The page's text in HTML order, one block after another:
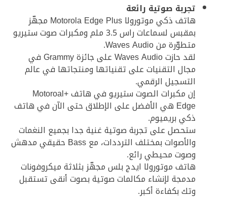
تجربة صوتية رائعة
هاتف ذكي موتورولا Motorola Edge Plus مجهّز
بمقبس لسماعات راس 3.5 ملم ومكبرات صوت ستيريو
متطوّرة من Waves Audio.
لقد حازت Waves Audio على جائزة Grammy في
مجال التقنيات على تقنياتها ومنتجاتها في عالم
التسجيل الرقمي.
إن مكبرات الصوت ستيريو في هاتف +Motoroal
Edge هي الأفضل على الإطلاق حتى الآن في هاتف
ذكي بريميوم.
ستحصل على تجربة صوتية غنية جدا بجميع النغمات
والأصوات بمختلف الترددات، مع Bass حقيقي مدهش
وصوت محيطي رائع.
هاتف موتورولا ايدج بلس مجهّز بثلاثة ميكروفونات
مدمجة لإنشاء مكالمات صوتية بصوت أنقى تستقبل
وتك بكفاءة أكبر.